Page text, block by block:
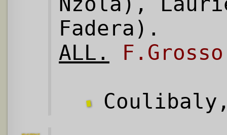
Fadera).
ALL.
F.Grosso
Coulibaly,